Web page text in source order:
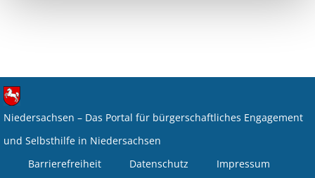
Niedersachsen – Das Portal für bürgerschaftliches Engagement
und Selbsthilfe in Niedersachsen
Barrierefreiheit
Datenschutz Impressum